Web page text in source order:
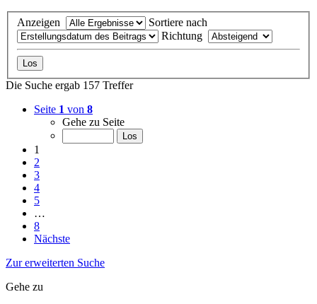
Anzeigen
Sortiere nach
Richtung
Die Suche ergab 157 Treffer
Seite 1 von 8
Gehe zu Seite
1
2
3
4
5
…
8
Nächste
Zur erweiterten Suche
Gehe zu